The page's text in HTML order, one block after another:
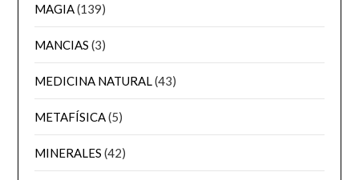
MAGIA(139)
MANCIAS (3)
MEDICINA NATURAL(43)
METAFÍSICA(5)
MINERALES (42)